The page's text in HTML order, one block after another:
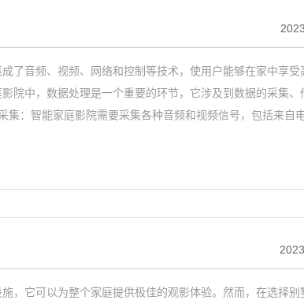
了音频、视频、网络和控制等技术，使用户能够在家中享受
院中，数据处理是一个重要的环节，它涉及到数据的采集、
：智能家庭影院需要采集各种音频和视频信号，包括来自
，它可以为整个家庭提供极佳的观影体验。然而，在选择别